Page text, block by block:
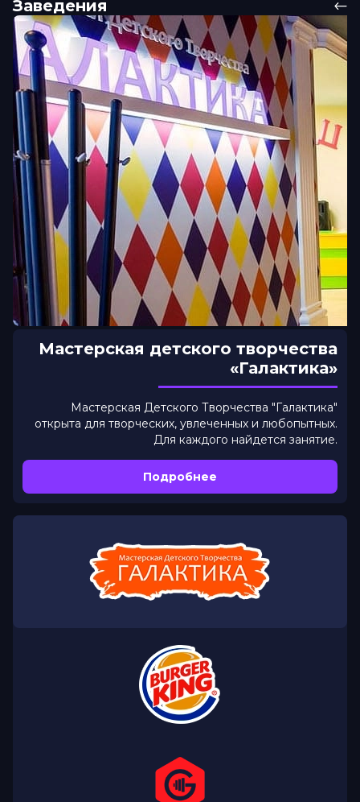
Заведения
Мастерская детского творчества
«Галактика»
Мастерская Детского Творчества "Галактика"
открыта для творческих, увлеченных и любопытных.
Для каждого найдется занятие.
Подробнее